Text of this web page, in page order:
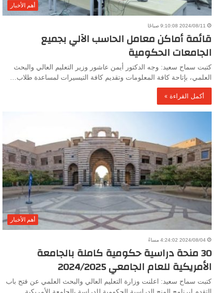
أهم الأخبار
2024/08/11 9:10:08 صباحًا
قائمة أماكن معامل الحاسب الآلي بجميع
الجامعات الحكومية
كتبت سماح سعيد: وجه الدكتور أيمن عاشور وزير التعليم العالي والبحث
العلمي، بإتاحة كافة المعلومات وتقديم كافة التيسيرات لمساعدة طلاب…
أكمل القراءة »
أهم الأخبار
2024/08/04 4:24:02 مساءً
30 منحة دراسية حكومية كاملة بالجامعة
الأمريكية للعام الجامعي 2024/2025
كتبت سماح سعيد: اعلنت وزارة التعليم العالي والبحث العلمي عن فتح باب
التقدم لبرنامج المنح الدراسية الحكومية للدراسة بالجامعة الأمريكية…